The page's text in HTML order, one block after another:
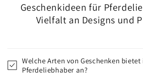
Geschenkideen für
Vielfalt an Designs und
Welche Arten von Geschenken
Pferdeliebhaber an?